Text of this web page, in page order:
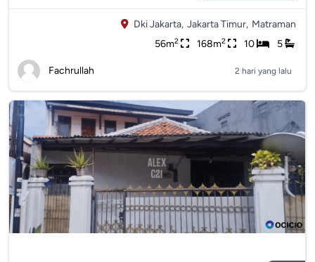
Dki Jakarta, Jakarta Timur, Matraman
56m2 168m2 10 5
Fachrullah 2 hari yang lalu